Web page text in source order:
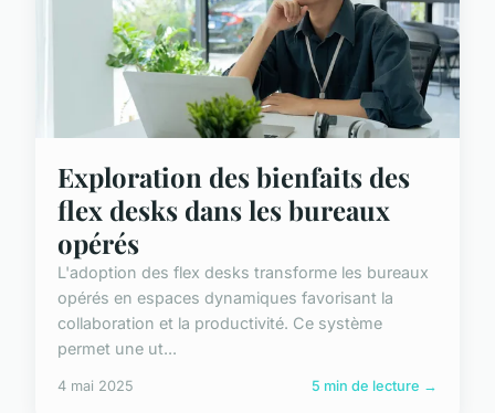
Exploration des bienfaits des
flex desks dans les bureaux
opérés
L'adoption des flex desks transforme les bureaux
opérés en espaces dynamiques favorisant la
collaboration et la productivité. Ce système
permet une ut...
4 mai 2025 5 min de lecture →